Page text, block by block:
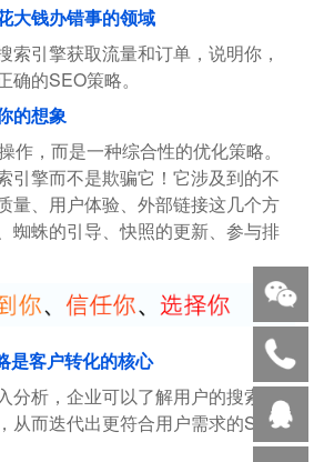
大钱办错事的领域
索引擎获取流量和订单，说明你，
的SEO策略。
的想象
作，而是一种综合性的优化策略。
引擎而不是欺骗它！它涉及到的不
量、用户体验、外部链接这几个方
蜘蛛的引导、快照的更新、参与排
是客户转化的核心
分析，企业可以了解用户的搜索习
从而迭代出更符合用户需求的SEO